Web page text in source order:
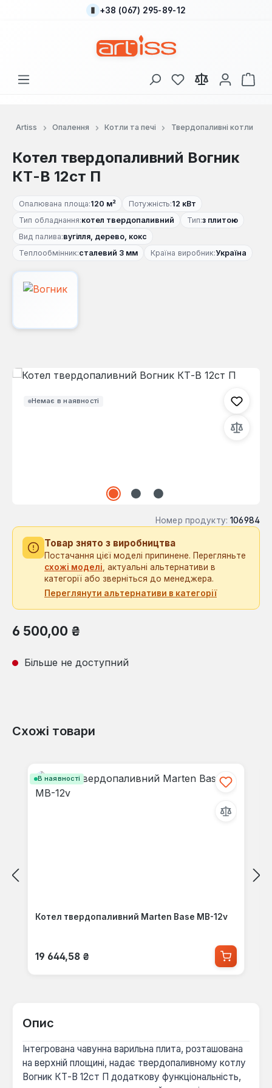
Перейти до основного вмісту
+38 (067) 295-89-12
У вас є 0 у списку
Artiss Опалення Котли та печі Твердопаливні котли
Котел твердопаливний Вогник
КТ-В 12ст П
Опалювана площа:120 м² Потужність:12 кВт
Тип обладнання:котел твердопаливний Тип:з плитою
Вид палива:вугілля, дерево, кокс
Теплообмінник:сталевий 3 мм Країна виробник:Україна
Немає в наявності
Пропустити галерею зображень
Номер продукту: 106984
Товар знято з виробництва
Постачання цієї моделі припинене. Перегляньте
схожі моделі , актуальні альтернативи в
категорії або зверніться до менеджера.
Переглянути альтернативи в категорії
Звичайна ціна:
6 500,00 ₴
Більше не доступний
Схожі товари
В наявності
Котел твердопаливний Marten Base MB-12v
Звичайна ціна:
19 644,58 ₴
Опис
Інтегрована чавунна варильна плита, розташована
на верхній площині, надає твердопаливному котлу
Вогник КТ-В 12ст П додаткову функціональність,